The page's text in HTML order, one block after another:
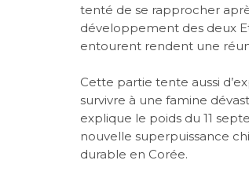
tenté de se rapprocher
développement des deux
entourent rendent une
Cette partie tente aussi
survivre à une famine
explique le poids du 11
nouvelle superpuissance
durable en Corée.